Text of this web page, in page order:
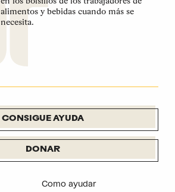
alimentos y bebidas cuando más se
necesita.
CONSIGUE AYUDA
DONAR
Como ayudar